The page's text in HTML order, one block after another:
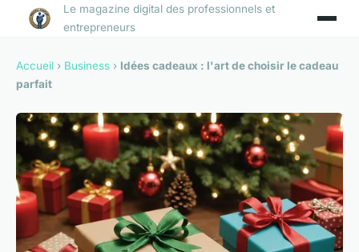
Le magazine digital des professionnels et
entrepreneurs
Accueil › Business › Idées cadeaux : l'art de choisir le cadeau
parfait